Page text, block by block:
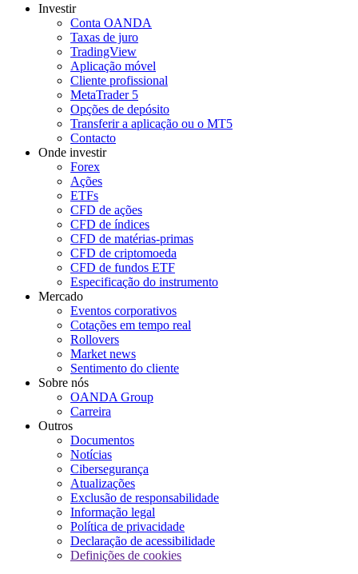
Investir
Conta OANDA
Taxas de juro
TradingView
Aplicação móvel
Cliente profissional
MetaTrader 5
Opções de depósito
Transferir a aplicação ou o MT5
Contacto
Onde investir
Forex
Ações
ETFs
CFD de ações
CFD de índices
CFD de matérias-primas
CFD de criptomoeda
CFD de fundos ETF
Especificação do instrumento
Mercado
Eventos corporativos
Cotações em tempo real
Rollovers
Market news
Sentimento do cliente
Sobre nós
OANDA Group
Carreira
Outros
Documentos
Notícias
Cibersegurança
Atualizações
Exclusão de responsabilidade
Informação legal
Política de privacidade
Declaração de acessibilidade
Definições de cookies